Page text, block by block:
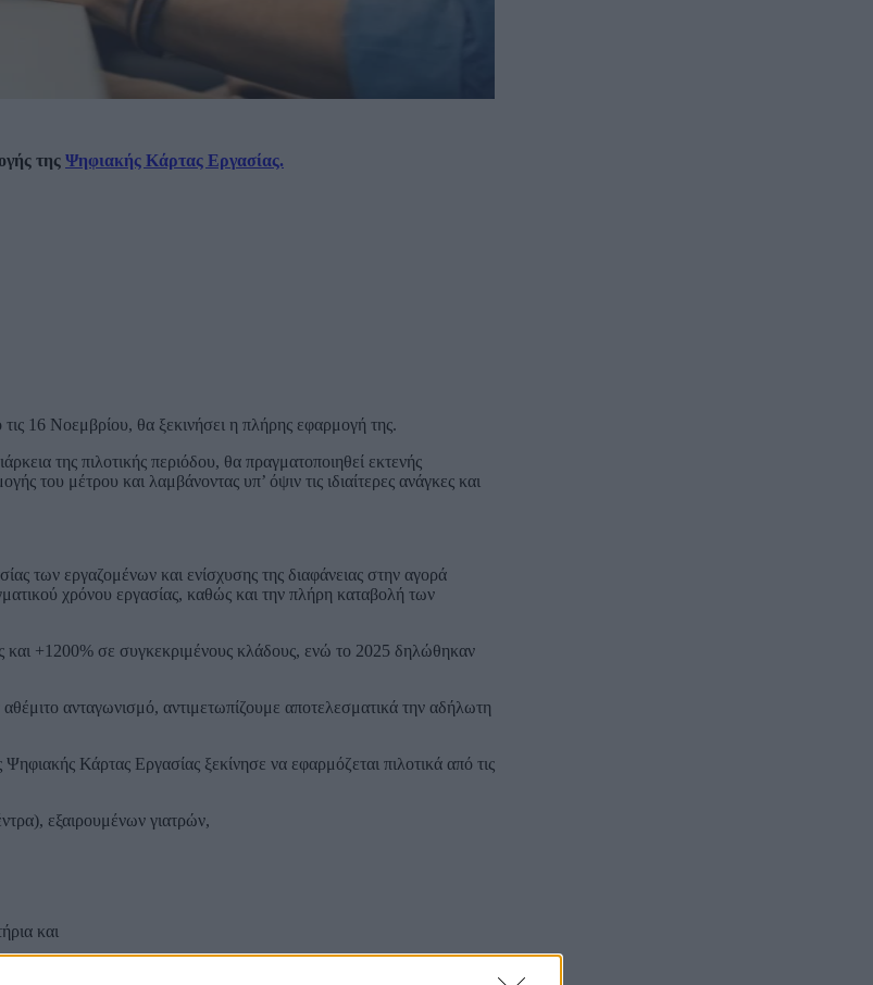
της Ψηφιακής Κάρτας Εργασίας.
16 Νοεμβρίου, θα ξεκινήσει η πλήρης εφαρμογή της.
της πιλοτικής περιόδου, θα πραγματοποιηθεί εκτενής
του μέτρου και λαμβάνοντας υπ’ όψιν τις ιδιαίτερες ανάγκες και
των εργαζομένων και ενίσχυσης της διαφάνειας στην αγορά
χρόνου εργασίας, καθώς και την πλήρη καταβολή των
και +1200% σε συγκεκριμένους κλάδους, ενώ το 2025 δηλώθηκαν
ανταγωνισμό, αντιμετωπίζουμε αποτελεσματικά την αδήλωτη
Κάρτας Εργασίας ξεκίνησε να εφαρμόζεται πιλοτικά από τις
εξαιρουμένων γιατρών,
και
καθαρισμού.